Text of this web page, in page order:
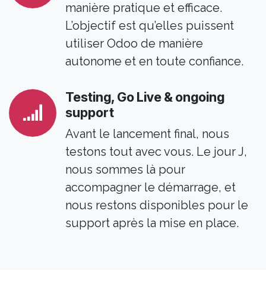
manière pratique et efficace.
L’objectif est qu’elles puissent
utiliser Odoo de manière
autonome et en toute confiance.
Testing, Go Live & ongoing
support
Avant le lancement final, nous
testons tout avec vous. Le jour J,
nous sommes là pour
accompagner le démarrage, et
nous restons disponibles pour le
support après la mise en place.